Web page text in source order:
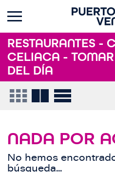
RESTAURANTES -
CELIACA -
DEL DÍA
NADA POR
No hemos
búsqueda...